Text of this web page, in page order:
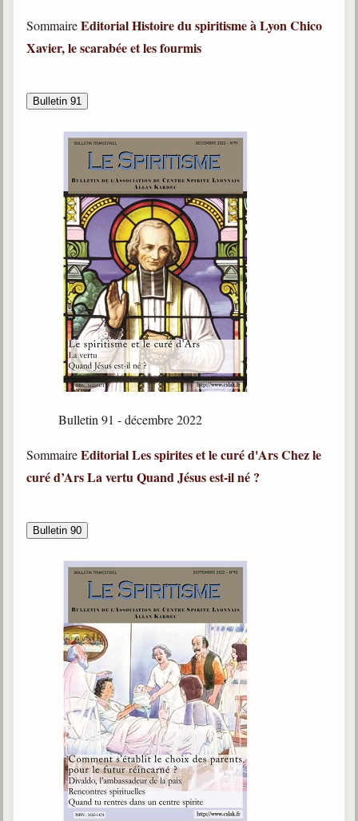
Maximes
Enregistrements
séance d'aide spirituelle
Diaporamas
Powerpoints
Enseignement
Cours dispensés au Centre
L'Agora
Posez-nous des questions
Consultez les réponses
Posez votre question
Galerie
Vidéoscope
Vidéos courtes de Divaldo
Liens spirites
Centres spirites
Belgique, Lux. et Canada
Fédérations spirites
Médias spirites
SommaireEditorialHistoire du spiritisme à LyonChico
Xavier, le scarabée et les fourmis
Bulletin 91
Bulletin 91 - décembre 2022
SommaireEditorialLes spirites et le curé d'ArsChez le
curé d’ArsLa vertuQuand Jésus est-il né ?
Bulletin 90